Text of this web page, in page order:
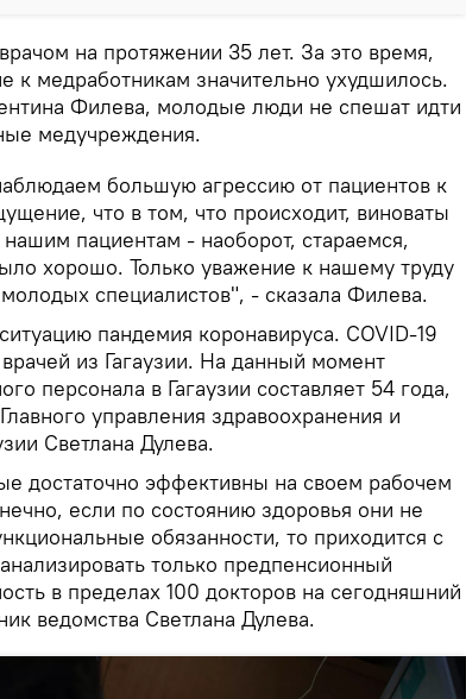
на протяжении 35 лет. За это время,
к медработникам значительно ухудшилось.
Филева, молодые люди не спешат идти
медучреждения.
большую агрессию от пациентов к
что в том, что происходит, виноваты
пациентам - наоборот, стараемся,
хорошо. Только уважение к нашему труду
специалистов", - сказала Филева.
пандемия коронавируса. COVID-19
из Гагаузии. На данный момент
персонала в Гагаузии составляет 54 года,
управления здравоохранения и
Светлана Дулева.
достаточно эффективны на своем рабочем
если по состоянию здоровья они не
обязанности, то приходится с
только предпенсионный
в пределах 100 докторов на сегодняшний
ведомства Светлана Дулева.